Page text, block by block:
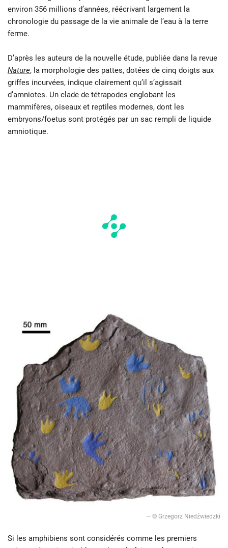
environ 356 millions d’années, réécrivant largement la
chronologie du passage de la vie animale de l’eau à la terre
ferme.
D’après les auteurs de la nouvelle étude, publiée dans la revue
Nature, la morphologie des pattes, dotées de cinq doigts aux
griffes incurvées, indique clairement qu’il s’agissait
d’amniotes. Un clade de tétrapodes englobant les
mammifères, oiseaux et reptiles modernes, dont les
embryons/foetus sont protégés par un sac rempli de liquide
amniotique.
— © Grzegorz Niedźwiedzki
Si les amphibiens sont considérés comme les premiers